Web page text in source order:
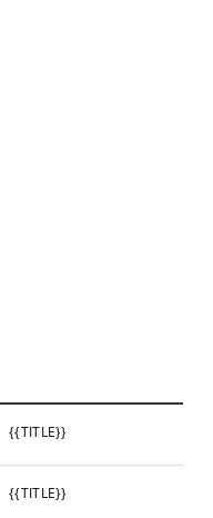
{{TITLE}}
{{TITLE}}